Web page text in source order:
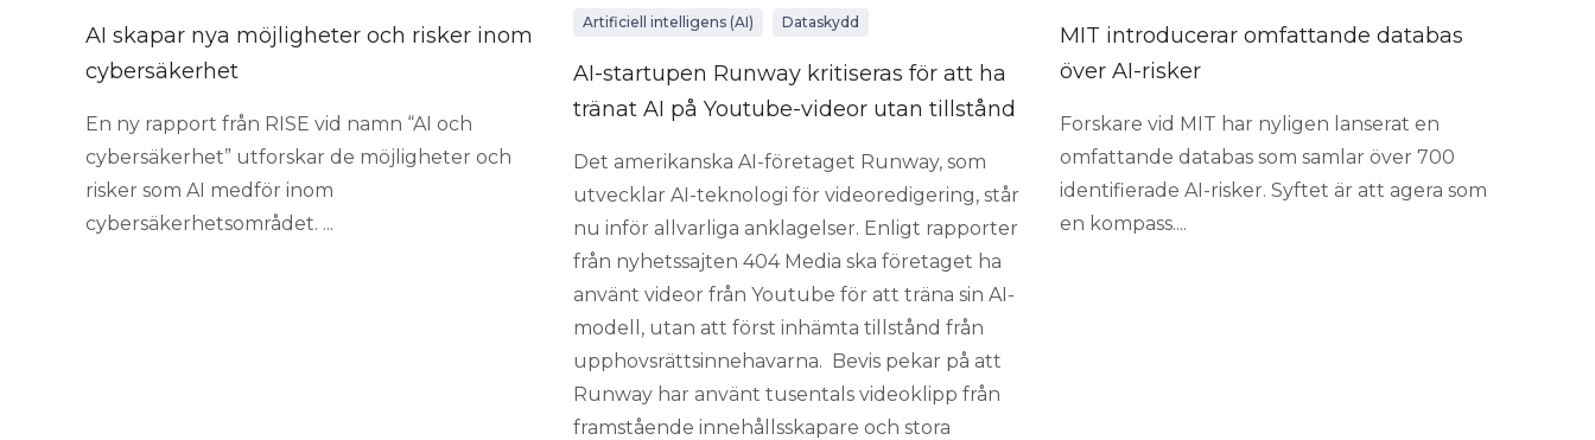
AI skapar nya möjligheter och risker inom
cybersäkerhet
En ny rapport från RISE vid namn “AI och
cybersäkerhet” utforskar de möjligheter och
risker som AI medför inom
cybersäkerhetsområdet. ...
Artificiell intelligens (AI) Dataskydd
AI-startupen Runway kritiseras för att ha
tränat AI på Youtube-videor utan tillstånd
Det amerikanska AI-företaget Runway, som
utvecklar AI-teknologi för videoredigering, står
nu inför allvarliga anklagelser. Enligt rapporter
från nyhetssajten 404 Media ska företaget ha
använt videor från Youtube för att träna sin AI-
modell, utan att först inhämta tillstånd från
upphovsrättsinnehavarna. Bevis pekar på att
Runway har använt tusentals videoklipp från
framstående innehållsskapare och stora
MIT introducerar omfattande databas
över AI-risker
Forskare vid MIT har nyligen lanserat en
omfattande databas som samlar över 700
identifierade AI-risker. Syftet är att agera som
en kompass....